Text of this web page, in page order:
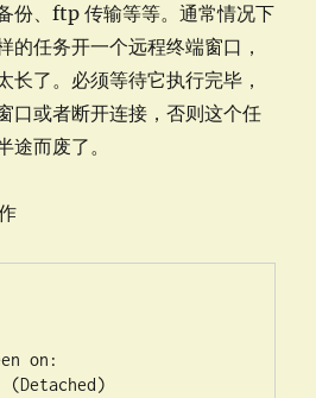
份、ftp 传输等等。通常情况下
的任务开一个远程终端窗口，
长了。必须等待它执行完毕，
口或者断开连接，否则这个任
途而废了。
on: